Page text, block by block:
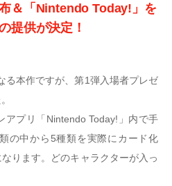
＆「Nintendo Today!」を
提供が決定！
る本作ですが、第1弾入場者プレゼ
アプリ「Nintendo Today!」内で手
の中から5種類を実際にカード化
ります。どのキャラクターが入っ